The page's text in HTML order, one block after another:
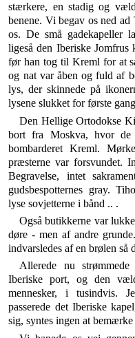
stærkere, en stadig og
benene. Vi begav os ned
os. De små gadekapeller
ligeså den Iberiske Jomfrus
før han tog til Kreml for at
og nat var åben og fuld af
lys, der skinnede på
lysene slukket for første
Den Hellige Ortodokse
bort fra Moskva, hvor de
bombarderet Kreml.
præsterne var forsvundet.
Begravelse, intet
gudsbespotternes gray.
lyse so­vjetterne i bånd .. .
Også butikkerne var
døre - men af andre
indvarsledes af en brølen
Allerede nu
Iberiske port, og den
mennesker, i tusindvis.
passerede det Iberiske
sig, syntes ingen at